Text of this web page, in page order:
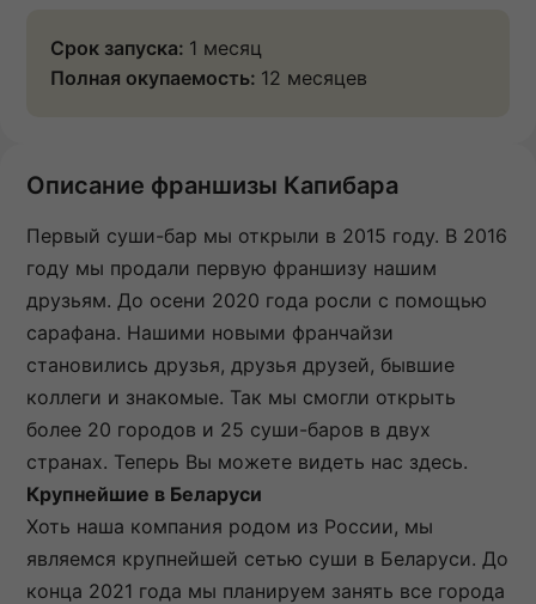
Срок запуска: 1 месяц
Полная окупаемость: 12 месяцев
Описание франшизы Капибара
Первый суши-бар мы открыли в 2015 году. В 2016
году мы продали первую франшизу нашим
друзьям. До осени 2020 года росли с помощью
сарафана. Нашими новыми франчайзи
становились друзья, друзья друзей, бывшие
коллеги и знакомые. Так мы смогли открыть
более 20 городов и 25 суши-баров в двух
странах. Теперь Вы можете видеть нас здесь.
Крупнейшие в Беларуси
Хоть наша компания родом из России, мы
являемся крупнейшей сетью суши в Беларуси. До
конца 2021 года мы планируем занять все города